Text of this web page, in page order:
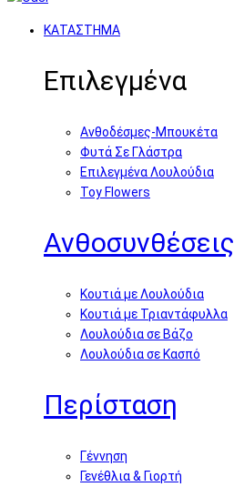
ΚΑΤΑΣΤΗΜΑ
Επιλεγμένα
Ανθοδέσμες-Μπουκέτα
Φυτά Σε Γλάστρα
Επιλεγμένα Λουλούδια
Toy Flowers
Ανθοσυνθέσεις
Κουτιά με Λουλούδια
Κουτιά με Τριαντάφυλλα
Λουλούδια σε Βάζο
Λουλούδια σε Κασπό
Περίσταση
Γέννηση
Γενέθλια & Γιορτή